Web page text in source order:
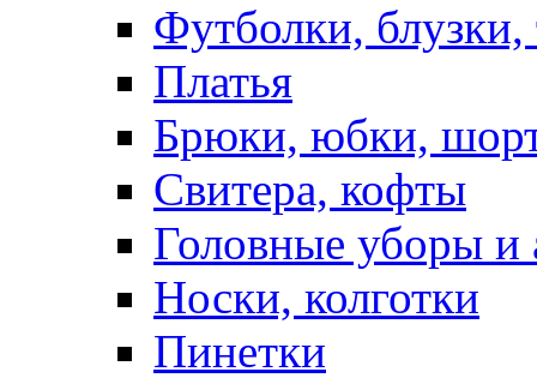
Футболки,
Платья
Брюки, юбки,
Свитера, кофты
Головные уборы и
Носки, колготки
Пинетки